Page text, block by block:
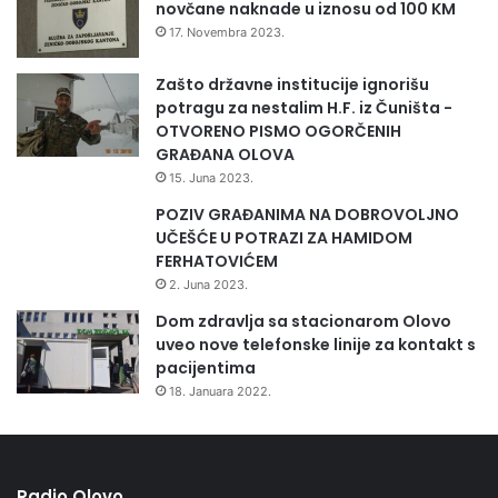
učestvuješ i prijaviš se?
-Obzirom na to da pišem pjesme na engleskom jeziku, od
samog početka mi je bilo bitno da pronađem način da ih
plasiram ne samo domaćoj, nego i inostranoj stručnoj
javnosti. UK Songwriting Contest pratim već jako dugo i
bila mi je velika želja prijaviti se sa svojom pjesmom i
okušati se na jednom takvom takmičenju za autore.
novčane naknade u iznosu od 100 KM
17. Novembra 2023.
Zašto državne institucije ignorišu
potragu za nestalim H.F. iz Čuništa -
OTVORENO PISMO OGORČENIH
GRAĐANA OLOVA
15. Juna 2023.
POZIV GRAĐANIMA NA DOBROVOLJNO
UČEŠĆE U POTRAZI ZA HAMIDOM
FERHATOVIĆEM
2. Juna 2023.
Dom zdravlja sa stacionarom Olovo
uveo nove telefonske linije za kontakt s
pacijentima
18. Januara 2022.